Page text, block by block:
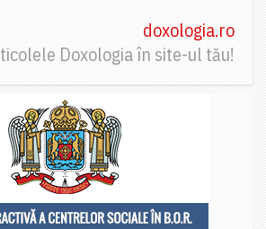
doxologia.ro
Doxologia în site-ul tău!